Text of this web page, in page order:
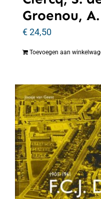
Groenou, A.
€24,50
Toevoegen aan